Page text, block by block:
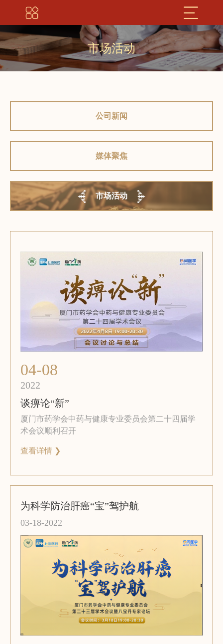
市场活动
公司新闻
媒体聚焦
市场活动
04-08
2022
谈痹论“新”
厦门市药学会中药与健康专业委员会第二十四届学
术会议顺利召开
查看详情 ❯
为科学防治肝癌“宝”驾护航
03-18-2022